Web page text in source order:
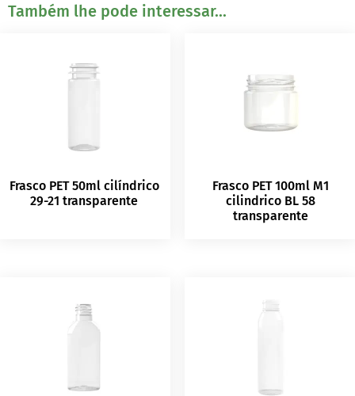
Também lhe pode interessar...
Frasco PET 50ml cilíndrico
29-21 transparente
Frasco PET 100ml M1
cilindrico BL 58
transparente